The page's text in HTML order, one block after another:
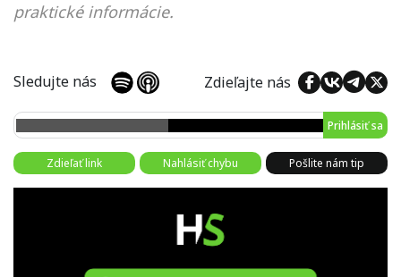
praktické informácie.
Sledujte nás Zdieľajte nás
Prihlásiť sa
Zdieľať link Nahlásiť chybu Pošlite nám tip